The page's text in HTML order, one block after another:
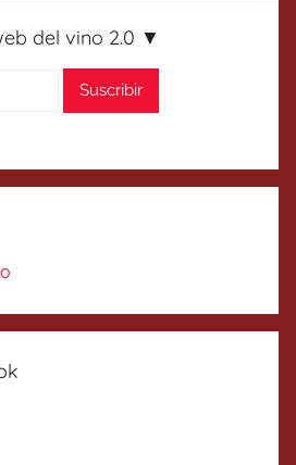
del vino 2.0 ▼